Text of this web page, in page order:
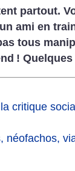
partout.
ami en
tous
!
critique
néofachos,